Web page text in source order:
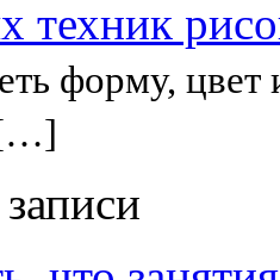
техник
форму,
[…]